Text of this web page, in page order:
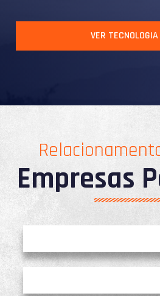
VER TECNOLOGIA
Empresas